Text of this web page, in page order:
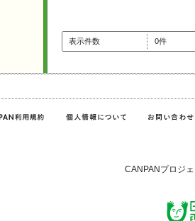
表示件数 0件
CANPANプロジ